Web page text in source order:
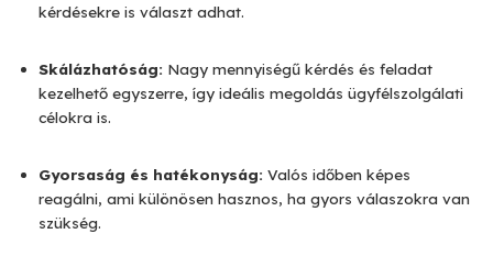
kérdésekre is választ adhat.
Skálázhatóság: Nagy mennyiségű kérdés és feladat
kezelhető egyszerre, így ideális megoldás ügyfélszolgálati
célokra is.
Gyorsaság és hatékonyság: Valós időben képes
reagálni, ami különösen hasznos, ha gyors válaszokra van
szükség.